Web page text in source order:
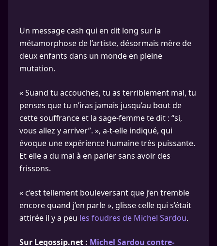
Un message cash qui en dit long sur la
métamorphose de l’artiste, désormais mère de
deux enfants dans un monde en pleine
mutation.
« Suand tu accouches, tu as terriblement mal, tu
penses que tu n’iras jamais jusqu’au bout de
cette souffrance et la sage-femme te dit : “si,
vous allez y arriver”. », a-t-elle indiqué, qui
évoque une expérience humaine très puissante.
Et elle a du mal à en parler sans avoir des
frissons.
« c’est tellement bouleversant que j’en tremble
encore quand j’en parle », glisse celle qui s’était
attirée il y a peu les foudres de Michel Sardou.
Sur Legossip.net : Michel Sardou contre-